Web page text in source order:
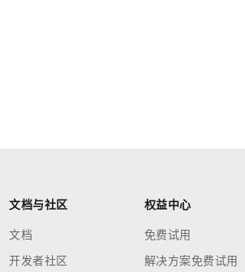
文档与社区
文档
开发者社区
权益中心
免费试用
解决方案免费试用